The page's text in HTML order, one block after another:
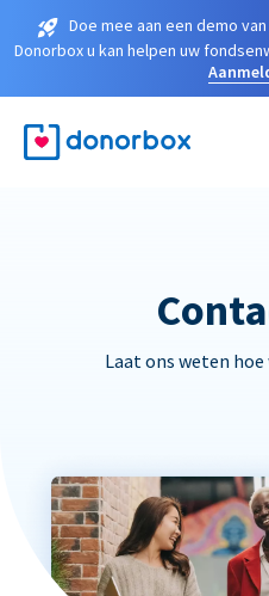
Doe mee aan een demo
Donorbox u kan helpen uw
Laat ons weten